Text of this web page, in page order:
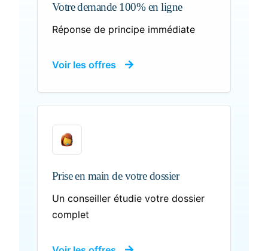
Votre demande 100% en ligne
Réponse de principe immédiate
Voir les offres
Prise en main de votre dossier
Un conseiller étudie votre dossier
complet